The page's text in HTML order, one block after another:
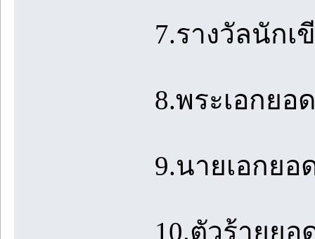
7.รางวัลนักเ
8.พระเอกยอ
9.นายเอกยอ
10.ตัวร้ายยอ